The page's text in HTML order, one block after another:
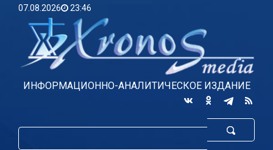
07.08.2026 23:46
ИНФОРМАЦИОННО-АНАЛИТИЧЕСКОЕ ИЗДАНИЕ